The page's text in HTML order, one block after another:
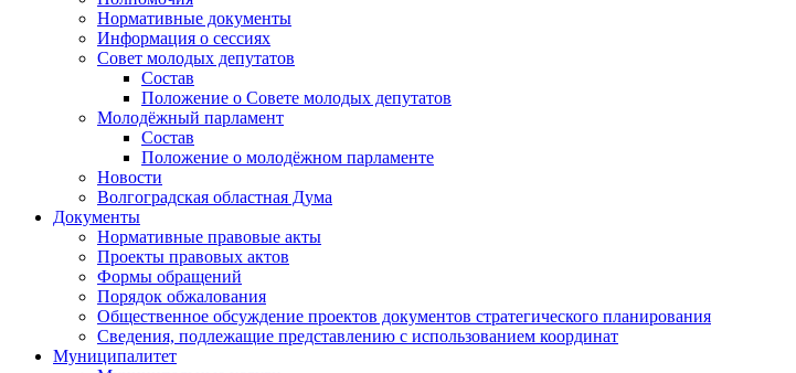
Нормативные документы
Информация о сессиях
Совет молодых депутатов
Состав
Положение о Совете молодых депутатов
Молодёжный парламент
Состав
Положение о молодёжном парламенте
Новости
Волгоградская областная Дума
Документы
Нормативные правовые акты
Проекты правовых актов
Формы обращений
Порядок обжалования
Общественное обсуждение проектов документов стратегического планирования
Сведения, подлежащие представлению с использованием координат
Муниципалитет